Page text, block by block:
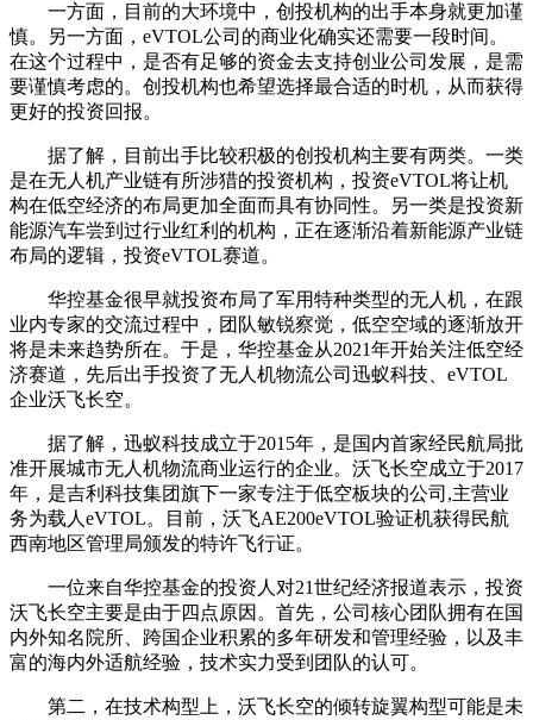
一方面，目前的大环境中，创投机构的出手本身就更加谨
慎。另一方面，eVTOL公司的商业化确实还需要一段时间。
在这个过程中，是否有足够的资金去支持创业公司发展，是需
要谨慎考虑的。创投机构也希望选择最合适的时机，从而获得
更好的投资回报。
据了解，目前出手比较积极的创投机构主要有两类。一类
是在无人机产业链有所涉猎的投资机构，投资eVTOL将让机
构在低空经济的布局更加全面而具有协同性。另一类是投资新
能源汽车尝到过行业红利的机构，正在逐渐沿着新能源产业链
布局的逻辑，投资eVTOL赛道。
华控基金很早就投资布局了军用特种类型的无人机，在跟
业内专家的交流过程中，团队敏锐察觉，低空空域的逐渐放开
将是未来趋势所在。于是，华控基金从2021年开始关注低空经
济赛道，先后出手投资了无人机物流公司迅蚁科技、eVTOL
企业沃飞长空。
据了解，迅蚁科技成立于2015年，是国内首家经民航局批
准开展城市无人机物流商业运行的企业。沃飞长空成立于2017
年，是吉利科技集团旗下一家专注于低空板块的公司,主营业
务为载人eVTOL。目前，沃飞AE200eVTOL验证机获得民航
西南地区管理局颁发的特许飞行证。
一位来自华控基金的投资人对21世纪经济报道表示，投资
沃飞长空主要是由于四点原因。首先，公司核心团队拥有在国
内外知名院所、跨国企业积累的多年研发和管理经验，以及丰
富的海内外适航经验，技术实力受到团队的认可。
第二，在技术构型上，沃飞长空的倾转旋翼构型可能是未